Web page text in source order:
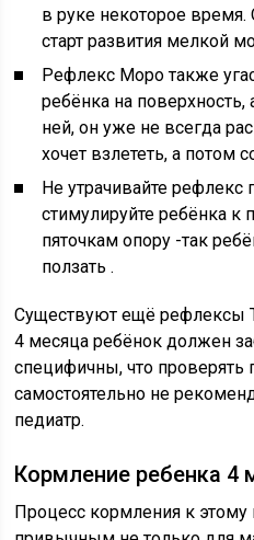
в руке некоторое время.
старт развития мелкой
Рефлекс Моро также
ребёнка на
ней, он уже не всегда
хочет взлететь, а потом
Не утрачивайте рефлекс
стимулируйте ребёнка к
пяточкам опору -так
ползать .
Существуют ещё рефлексы
4 месяца ребёнок должен
специфичны, что
самостоятельно не
педиатр.
Кормление ребенка 4
Процесс кормления к этому